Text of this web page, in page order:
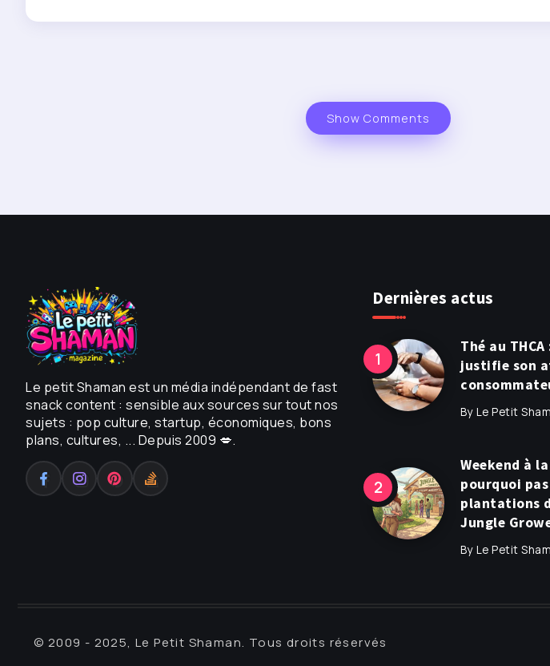
Show Comments
Le petit Shaman est un média indépendant de fast
snack content : sensible aux sources sur tout nos
sujets : pop culture, startup, économiques, bons
plans, cultures, ... Depuis 2009 💋.
Dernières actus
Thé au
justifie son
By Le Petit
Weekend à
pourquoi
plantations
Jungle
By Le Petit
© 2009 - 2025, Le Petit Shaman. Tous droits réservés